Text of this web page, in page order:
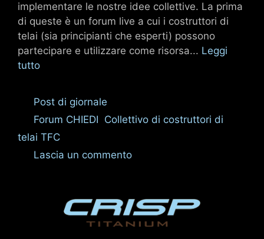
implementare le nostre idee collettive. La prima
di queste è un forum live a cui i costruttori di
telai (sia principianti che esperti) possono
partecipare e utilizzare come risorsa... Leggi
tutto
Categorie
Post di giornale
Tag
Forum CHIEDI Collettivo di costruttori di
telai TFC
Lascia un commento